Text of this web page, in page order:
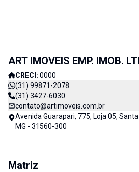
ART IMOVEIS EMP. IMOB.
CRECI: 0000
(31) 99871-2078
(31) 3427-6030
contato@artimoveis.com.br
Avenida Guarapari, 775, Loja 05,
MG - 31560-300
Matriz